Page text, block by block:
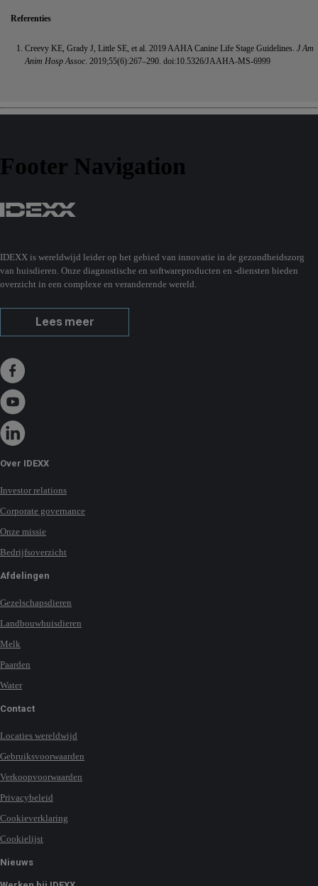
Referenties
Creevy KE, Grady J, Little SE, et al. 2019 AAHA Canine Life Stage Guidelines. J Am
Anim Hosp Assoc . 2019;55(6):267–290. doi:10.5326/JAAHA-MS-6999
Footer Navigation
IDEXX is wereldwijd leider op het gebied van innovatie in de gezondheidszorg
van huisdieren. Onze diagnostische en softwareproducten en -diensten bieden
overzicht in een complexe en veranderende wereld.
Lees meer
Over IDEXX
Investor relations
Corporate governance
Onze missie
Bedrijfsoverzicht
Afdelingen
Gezelschapsdieren
Landbouwhuisdieren
Melk
Paarden
Water
Contact
Locaties wereldwijd
Gebruiksvoorwaarden
Verkoopvoorwaarden
Privacybeleid
Cookieverklaring
Cookielijst
Nieuws